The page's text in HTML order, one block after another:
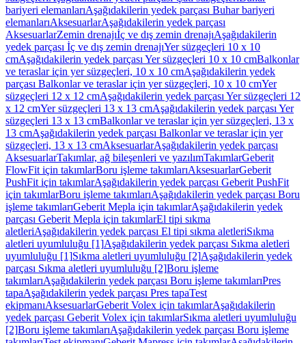
bariyeri elemanlarıAşağıdakilerin yedek parçası Buhar bariyeri
elemanlarıAksesuarlarAşağıdakilerin yedek parçası
AksesuarlarZemin drenajıİç ve dış zemin drenajıAşağıdakilerin
yedek parçası İç ve dış zemin drenajıYer süzgeçleri 10 x 10
cmAşağıdakilerin yedek parçası Yer süzgeçleri 10 x 10 cmBalkonlar
ve teraslar için yer süzgeçleri, 10 x 10 cmAşağıdakilerin yedek
parçası Balkonlar ve teraslar için yer süzgeçleri, 10 x 10 cmYer
süzgeçleri 12 x 12 cmAşağıdakilerin yedek parçası Yer süzgeçleri 12
x 12 cmYer süzgeçleri 13 x 13 cmAşağıdakilerin yedek parçası Yer
süzgeçleri 13 x 13 cmBalkonlar ve teraslar için yer süzgeçleri, 13 x
13 cmAşağıdakilerin yedek parçası Balkonlar ve teraslar için yer
süzgeçleri, 13 x 13 cmAksesuarlarAşağıdakilerin yedek parçası
AksesuarlarTakımlar, ağ bileşenleri ve yazılımTakımlarGeberit
FlowFit için takımlarBoru işleme takımlarıAksesuarlarGeberit
PushFit için takımlarAşağıdakilerin yedek parçası Geberit PushFit
için takımlarBoru işleme takımlarıAşağıdakilerin yedek parçası Boru
işleme takımlarıGeberit Mepla için takımlarAşağıdakilerin yedek
parçası Geberit Mepla için takımlarEl tipi sıkma
aletleriAşağıdakilerin yedek parçası El tipi sıkma aletleriSıkma
aletleri uyumluluğu [1]Aşağıdakilerin yedek parçası Sıkma aletleri
uyumluluğu [1]Sıkma aletleri uyumluluğu [2]Aşağıdakilerin yedek
parçası Sıkma aletleri uyumluluğu [2]Boru işleme
takımlarıAşağıdakilerin yedek parçası Boru işleme takımlarıPres
tapaAşağıdakilerin yedek parçası Pres tapaTest
ekipmanıAksesuarlarGeberit Volex için takımlarAşağıdakilerin
yedek parçası Geberit Volex için takımlarSıkma aletleri uyumluluğu
[2]Boru işleme takımlarıAşağıdakilerin yedek parçası Boru işleme